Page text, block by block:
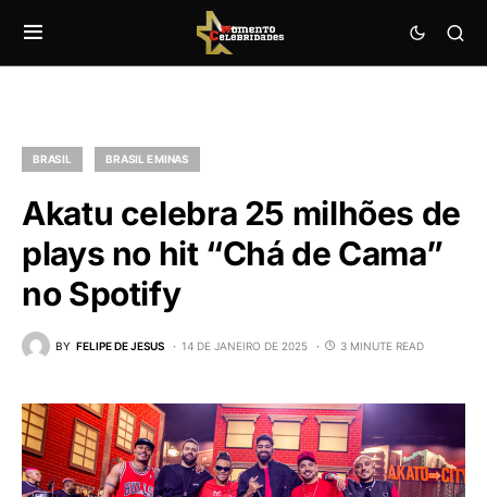
BRASIL BRASIL E MINAS
Akatu celebra 25 milhões de
plays no hit “Chá de Cama”
no Spotify
BY FELIPE DE JESUS 14 DE JANEIRO DE 2025 3 MINUTE READ